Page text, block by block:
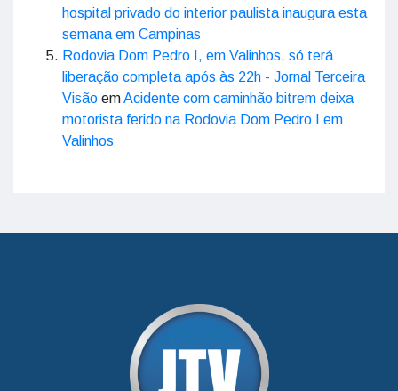
hospital privado do interior paulista inaugura esta
semana em Campinas
Rodovia Dom Pedro I, em Valinhos, só terá
liberação completa após às 22h - Jornal Terceira
Visão emAcidente com caminhão bitrem deixa
motorista ferido na Rodovia Dom Pedro I em
Valinhos